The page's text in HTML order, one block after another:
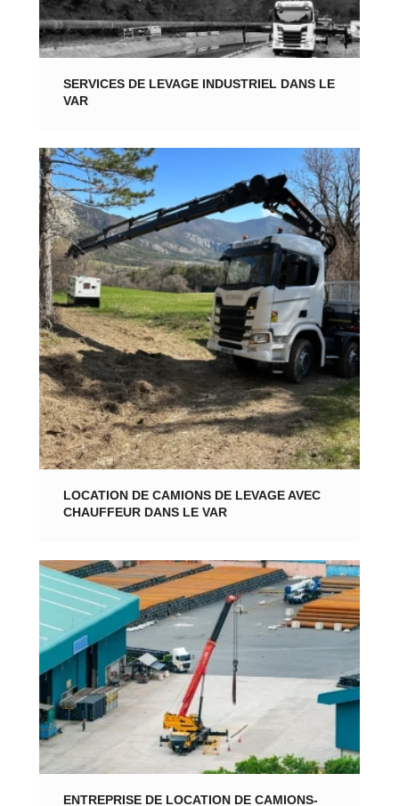
SERVICES DE LEVAGE INDUSTRIEL DANS LE
VAR
LOCATION DE CAMIONS DE LEVAGE AVEC
CHAUFFEUR DANS LE VAR
ENTREPRISE DE LOCATION DE CAMIONS-